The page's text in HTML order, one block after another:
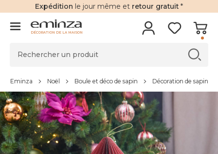
Expédition le jour même et retour gratuit *
DÉCORATION DE LA MAISON
Eminza Noël Boule et déco de sapin Décoration de sapin